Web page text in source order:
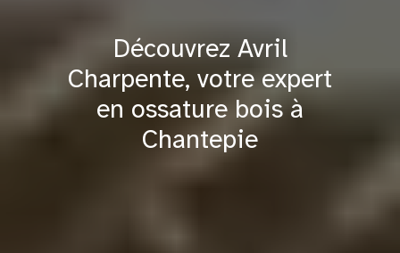
Découvrez Avril
Charpente, votre expert
en ossature bois à
Chantepie